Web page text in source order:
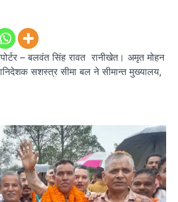
– बलवंत सिंह रावत रानीखेत। अमृत मोहन
सशस्त्र सीमा बल ने सीमान्त मुख्यालय,